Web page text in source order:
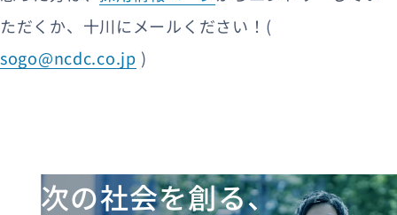
ただくか、十川にメールください！(
sogo@ncdc.co.jp )
次の社会を創る、